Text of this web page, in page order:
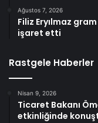
Ağustos 7, 2026
Filiz Eryılmaz
işaret etti
Rastgele Haberler
Nisan 9, 2026
Ticaret Bakanı
etkinliğinde